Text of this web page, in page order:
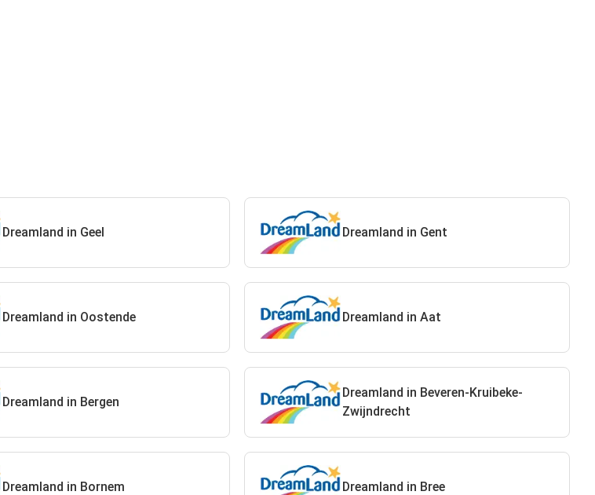
Dreamland in Geel Dreamland in Gent
Dreamland in Oostende Dreamland in Aat
Dreamland in Bergen
Dreamland in Beveren-Kruibeke-
Zwijndrecht
Dreamland in Bornem Dreamland in Bree